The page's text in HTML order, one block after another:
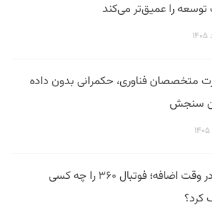
را عمیق‌تر می‌کند
متخصصان فناوری، حکمرانی بدون داده
سنجش
فیلتر در وقت اضافه؛ فوتبال ۳۶۰ را چه کسی
کرد؟